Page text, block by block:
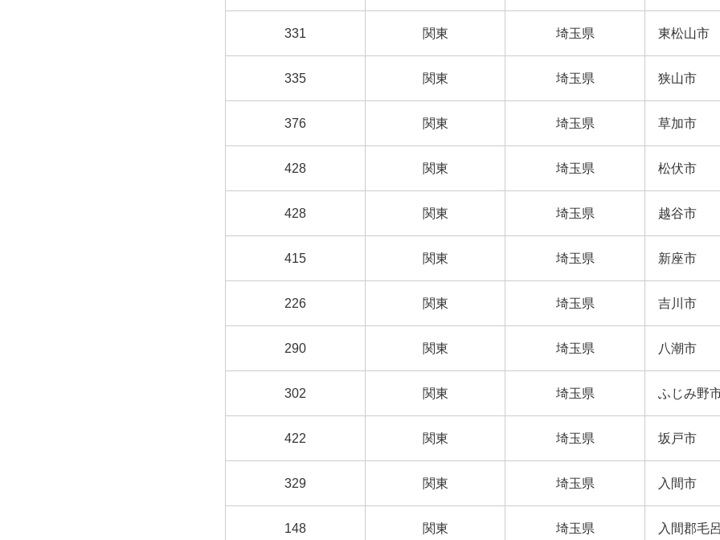
331 関東 埼玉県 東松山市
335 関東 埼玉県 狭山市
376 関東 埼玉県 草加市
428 関東 埼玉県 松伏市
428 関東 埼玉県 越谷市
415 関東 埼玉県 新座市
226 関東 埼玉県 吉川市
290 関東 埼玉県 八潮市
302 関東 埼玉県 ふじみ野
422 関東 埼玉県 坂戸市
329 関東 埼玉県 入間市
148 関東 埼玉県 入間郡毛